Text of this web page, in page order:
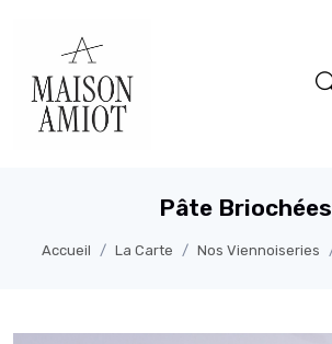
Pâte Briochées
Accueil La Carte Nos Viennoiseries